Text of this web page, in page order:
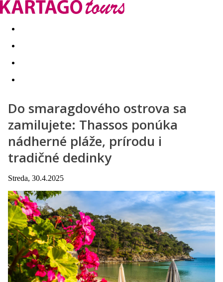
Last minute Dovolenkové kluby
Do smaragdového ostrova sa
zamilujete: Thassos ponúka
nádherné pláže, prírodu i
tradičné dedinky
Streda, 30.4.2025